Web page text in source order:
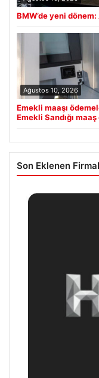
BMW’de yeni
Ağustos 10, 2026
Emekli maaşı
Emekli Sandığı
Son Eklenen